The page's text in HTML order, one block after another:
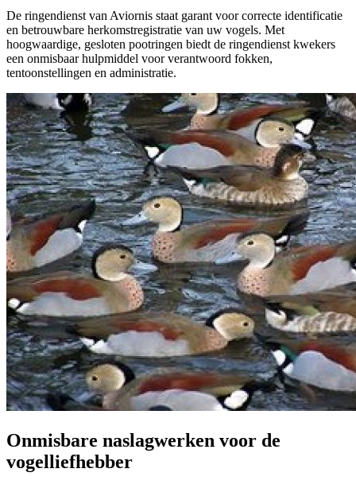
De ringendienst van Aviornis staat garant voor correcte identificatie
en betrouwbare herkomstregistratie van uw vogels. Met
hoogwaardige, gesloten pootringen biedt de ringendienst kwekers
een onmisbaar hulpmiddel voor verantwoord fokken,
tentoonstellingen en administratie.
Onmisbare naslagwerken voor de
vogelliefhebber